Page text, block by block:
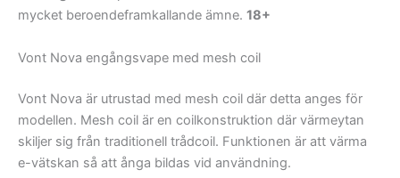
mycket beroendeframkallande ämne. 18+
Vont Nova engångsvape med mesh coil
Vont Nova är utrustad med mesh coil där detta anges för
modellen. Mesh coil är en coilkonstruktion där värmeytan
skiljer sig från traditionell trådcoil. Funktionen är att värma
e-vätskan så att ånga bildas vid användning.